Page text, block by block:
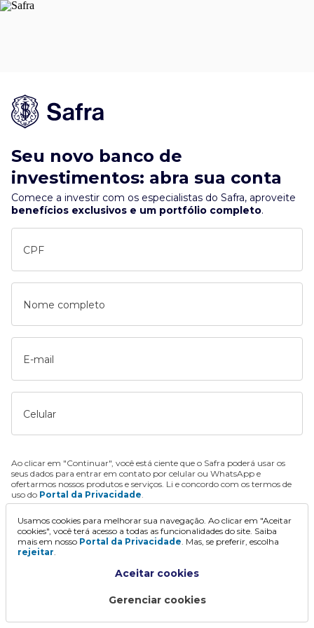
Seu novo banco de
investimentos: abra sua conta
Comece a investir com os especialistas do Safra, aproveite
benefícios exclusivos e um portfólio completo.
CPF
Nome completo
E-mail
Celular
Ao clicar em "Continuar", você está ciente que o Safra poderá usar os
seus dados para entrar em contato por celular ou WhatsApp e
ofertarmos nossos produtos e serviços. Li e concordo com os termos de
uso do Portal da Privacidade.
Continuar
Usamos cookies para melhorar sua navegação. Ao clicar em "Aceitar
cookies", você terá acesso a todas as funcionalidades do site. Saiba
mais em nosso Portal da Privacidade. Mas, se preferir, escolha
rejeitar.
Aceitar cookies
Gerenciar cookies